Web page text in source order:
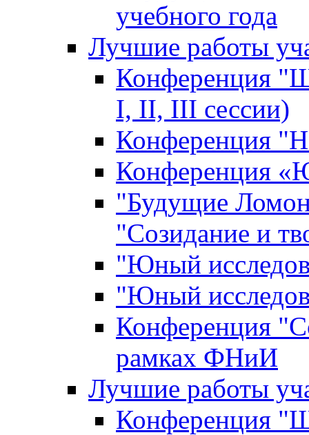
учебного года
Лучшие работы
Конференция
I, II, III сессии)
Конференция
Конференция
"Будущие
"Созидание и
"Юный
"Юный
Конференция
рамках ФНиИ
Лучшие работы
Конференция